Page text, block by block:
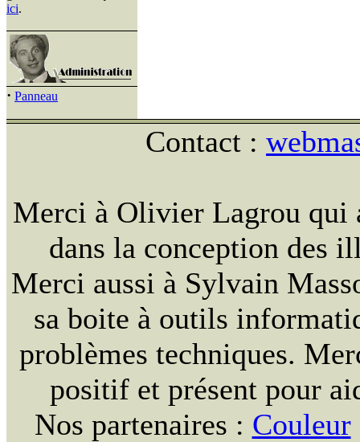
ici.
· Panneau
Contact :
Merci à Olivier Lagrou qui
dans la conception des
Merci aussi à Sylvain
sa boite à outils
problèmes techniques.
positif et présent pour
Nos partenaires : Couleur